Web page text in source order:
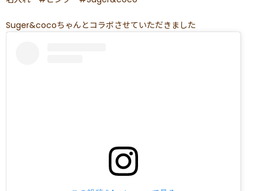
Suger&cocoちゃんとコラボさせていただきました